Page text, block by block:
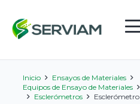
Inicio
Ensayos de Materiales
Equipos de Ensayo de Materiales
Esclerómetros